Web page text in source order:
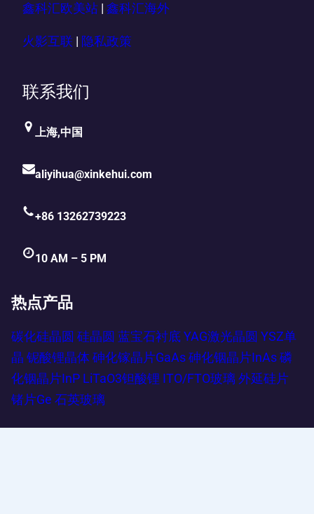
鑫科汇欧美站 | 鑫科汇海外
火影互联 隐私政策
联系我们
上海,中国
aliyihua@xinkehui.com
+86 13262739223
10 AM – 5 PM
热点产品
碳化硅晶圆 硅晶圆 蓝宝石衬底 YAG激光晶圆 YSZ单
晶 铌酸锂晶体 砷化镓晶片GaAs 砷化铟晶片InAs 磷
化铟晶片InP LiTaO3钽酸锂 ITO/FTO玻璃 外延硅片
锗片Ge 石英玻璃